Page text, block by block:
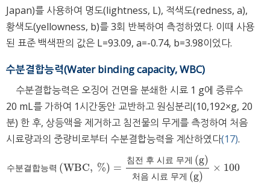
Japan)를 사용하여 명도(lightness, L), 적색도(redness, a),
황색도(yellowness, b)를 3회 반복하여 측정하였다. 이때 사용
된 표준 백색판의 값은 L=93.09, a=-0.74, b=3.98이었다.
수분결합능력(Water binding capacity, WBC)
수분결합능력은 오징어 건면을 분쇄한 시료 1 g에 증류수
20 mL를 가하여 1시간동안 교반하고 원심분리(10,192×g, 20
분) 한 후, 상등액을 제거하고 침전물의 무게를 측정하여 처음
시료량과의 중량비로부터 수분결합능력을 계산하였다(17).
수분결합능력 (WBC, %) =
침전 후 시 료 무게 (g)
처음 시 료 무게 (g)
× 100
수분결합능력 WBC, %= 침전 후 시료 무게g처음 시료 무 게 g×100